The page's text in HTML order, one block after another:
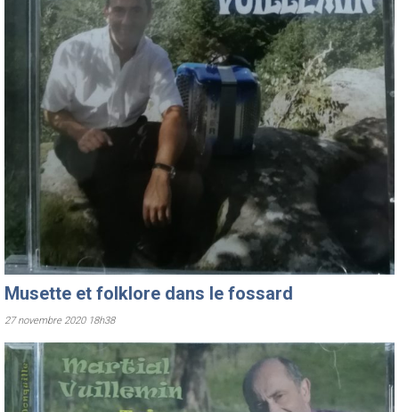
Musette et folklore dans le fossard
27 novembre 2020 18h38